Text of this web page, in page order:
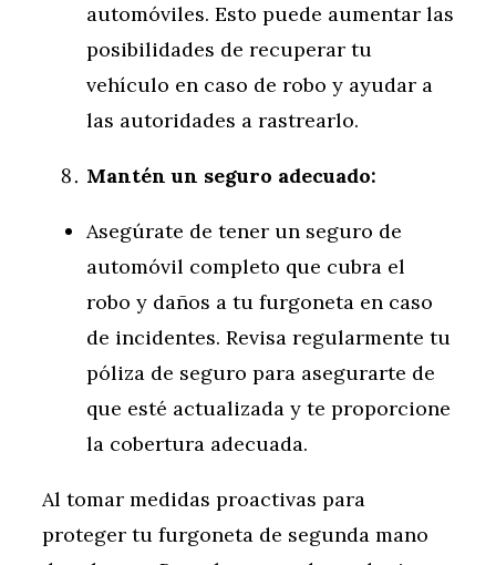
automóviles. Esto puede aumentar las
posibilidades de recuperar tu
vehículo en caso de robo y ayudar a
las autoridades a rastrearlo.
Mantén un seguro adecuado:
Asegúrate de tener un seguro de
automóvil completo que cubra el
robo y daños a tu furgoneta en caso
de incidentes. Revisa regularmente tu
póliza de seguro para asegurarte de
que esté actualizada y te proporcione
la cobertura adecuada.
Al tomar medidas proactivas para
proteger tu furgoneta de segunda mano